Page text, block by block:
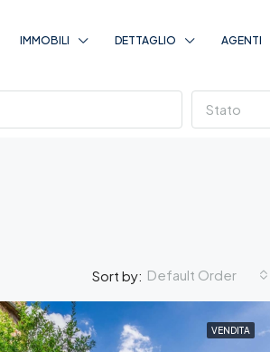
IMMOBILI DETTAGLIO AGENTI
Stato
Sort by: Default Order
VENDITA